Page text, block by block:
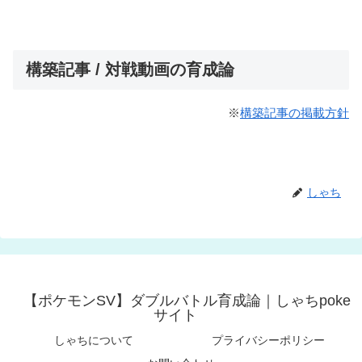
構築記事 / 対戦動画の育成論
※構築記事の掲載方針
しゃち
【ポケモンSV】ダブルバトル育成論｜しゃちpoke
サイト
しゃちについて
プライバシーポリシー